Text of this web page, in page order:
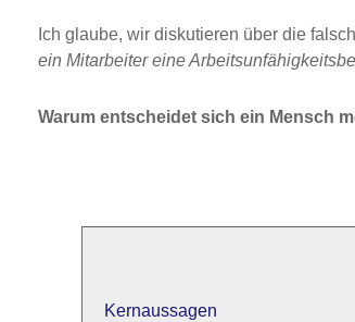
Ich glaube, wir diskutieren über die
ein Mitarbeiter eine
Warum entscheidet sich ein Mensch
Kernaussagen